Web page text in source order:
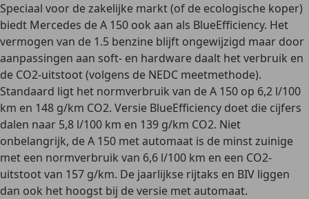
Speciaal voor de zakelijke markt (of de ecologische koper)
biedt Mercedes de A 150 ook aan als BlueEfficiency. Het
vermogen van de 1.5 benzine blijft ongewijzigd maar door
aanpassingen aan soft- en hardware daalt het verbruik en
de CO2-uitstoot (volgens de NEDC meetmethode).
Standaard ligt het normverbruik van de A 150 op 6,2 l/100
km en 148 g/km CO2. Versie BlueEfficiency doet die cijfers
dalen naar 5,8 l/100 km en 139 g/km CO2. Niet
onbelangrijk, de A 150 met automaat is de minst zuinige
met een normverbruik van 6,6 l/100 km en een CO2-
uitstoot van 157 g/km. De jaarlijkse rijtaks en BIV liggen
dan ook het hoogst bij de versie met automaat.